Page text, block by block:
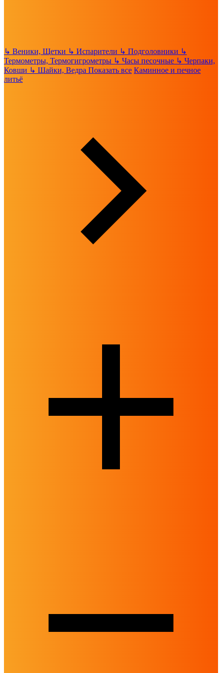
↳ Веники, Щетки ↳ Испарители ↳ Подголовники ↳
Термометры, Термогигрометры ↳ Часы песочные ↳ Черпаки,
Ковши ↳ Шайки, Ведра Показать все Каминное и печное
литьё